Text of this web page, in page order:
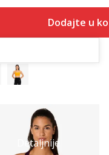
Dodajte u
Detaljnije